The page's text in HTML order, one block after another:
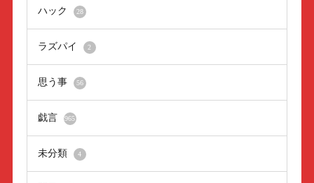
ハック 28
ラズパイ 2
思う事 56
戯言 965
未分類 4